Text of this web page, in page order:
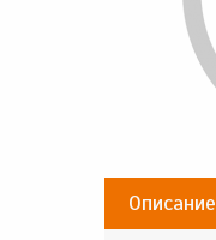
Описание